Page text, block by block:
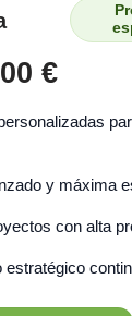
€
y máxima
con alta